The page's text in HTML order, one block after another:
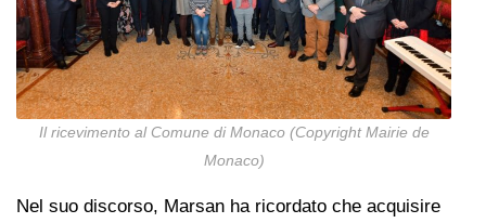
Il ricevimento al Comune di Monaco (Copyright Mairie de
Monaco)
Nel suo discorso, Marsan ha ricordato che acquisire